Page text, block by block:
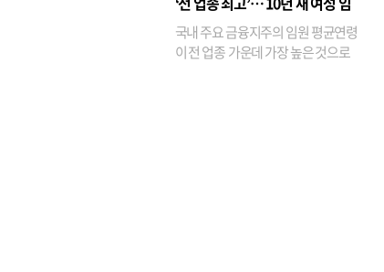
원은 14배 껑충
국내 주요 금융지주의 임원 평균연령
이 전 업종 가운데 가장 높은 것으로